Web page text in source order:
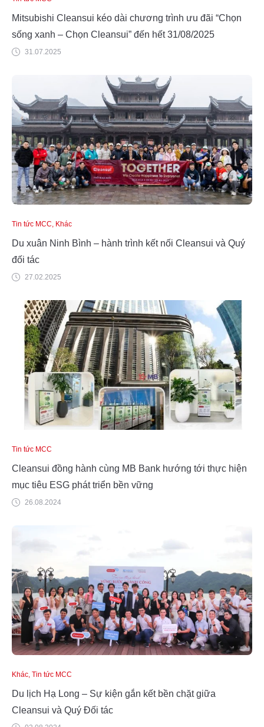
Mitsubishi Cleansui kéo dài chương trình ưu đãi “Chọn
sống xanh – Chọn Cleansui” đến hết 31/08/2025
31.07.2025
Tin tức MCC, Khác
Du xuân Ninh Bình – hành trình kết nối Cleansui và Quý
đối tác
27.02.2025
Tin tức MCC
Cleansui đồng hành cùng MB Bank hướng tới thực hiện
mục tiêu ESG phát triển bền vững
26.08.2024
Khác, Tin tức MCC
Du lịch Hạ Long – Sự kiện gắn kết bền chặt giữa
Cleansui và Quý Đối tác